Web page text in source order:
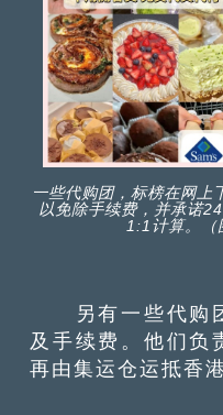
一些代购团，标榜在网上
以免除手续费，并承诺
1:1计算。（
另有一些代购团
及手续费。他们负
再由集运仓运抵香港